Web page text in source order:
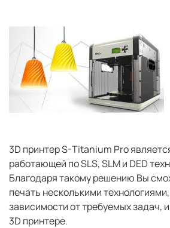
3D принтер S-Titanium Pro
работающей по SLS, SLM и DED
Благодаря такому решению Вы
печать несколькими
зависимости от требуемых задач,
3D принтере.